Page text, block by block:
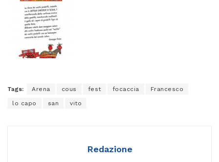
Tags: Arena cous fest focaccia Francesco
lo capo san vito
Redazione